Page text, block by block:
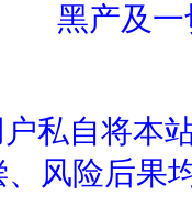
黑产及
户私自将本
、风险后果